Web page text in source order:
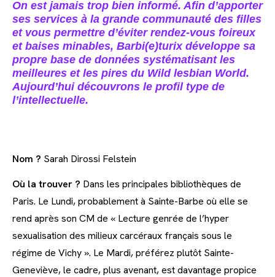
On est jamais trop bien informé. Afin d’apporter
ses services à la grande communauté des filles
et vous permettre d’éviter rendez-vous foireux
et baises minables, Barbi(e)turix développe sa
propre base de données systématisant les
meilleures et les pires du Wild lesbian World.
Aujourd’hui découvrons le profil type de
l’intellectuelle.
Nom ? Sarah Dirossi Felstein
Où la trouver ? Dans les principales bibliothèques de
Paris. Le Lundi, probablement à Sainte-Barbe où elle se
rend après son CM de « Lecture genrée de l’hyper
sexualisation des milieux carcéraux français sous le
régime de Vichy ». Le Mardi, préférez plutôt Sainte-
Geneviève, le cadre, plus avenant, est davantage propice